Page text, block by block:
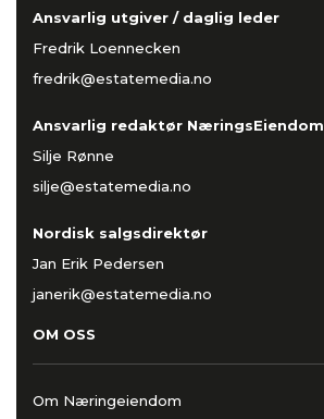
Ansvarlig utgiver / daglig leder
Fredrik Loennecken
fredrik@estatemedia.no
Ansvarlig redaktør NæringsEiendom
Silje Rønne
silje@estatemedia.no
Nordisk salgsdirektør
Jan Erik Pedersen
janerik@estatemedia.no
OM OSS
Om Næringeiendom